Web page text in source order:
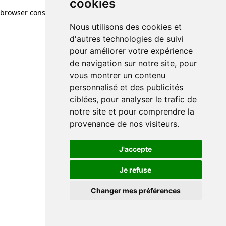
cookies
Nous utilisons des cookies et
d'autres technologies de suivi
pour améliorer votre expérience
de navigation sur notre site, pour
vous montrer un contenu
personnalisé et des publicités
ciblées, pour analyser le trafic de
notre site et pour comprendre la
provenance de nos visiteurs.
J'accepte
Je refuse
Changer mes préférences
browser console for more information)